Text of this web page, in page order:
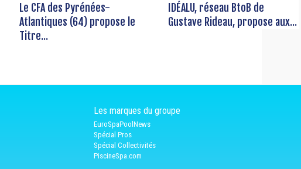
Le CFA des Pyrénées-
Atlantiques (64) propose le
Titre...
IDÉALU, réseau BtoB de
Gustave Rideau, propose aux...
Les marques du groupe
EuroSpaPoolNews
Spécial Pros
Spécial Collectivités
PiscineSpa.com